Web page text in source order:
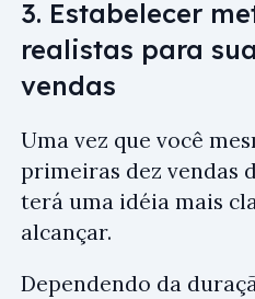
3. Estabelecer
realistas para
vendas
Uma vez que você
primeiras dez vendas
terá uma idéia mais
alcançar.
Dependendo da